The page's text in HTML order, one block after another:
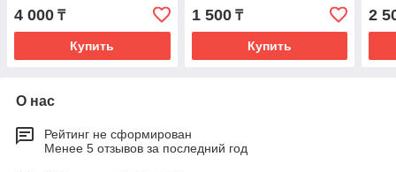
4 000 ₸
Купить
1 500₸
Купить
2
О нас
Рейтинг не сформирован
Менее 5 отзывов за последний год